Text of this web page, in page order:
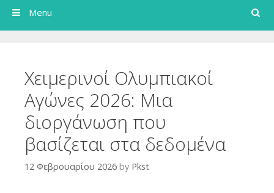
Search
Menu
Χειμερινοί Ολυμπιακοί
Αγώνες 2026: Μια
διοργάνωση που
βασίζεται στα δεδομένα
12 Φεβρουαρίου 2026 by Pkst